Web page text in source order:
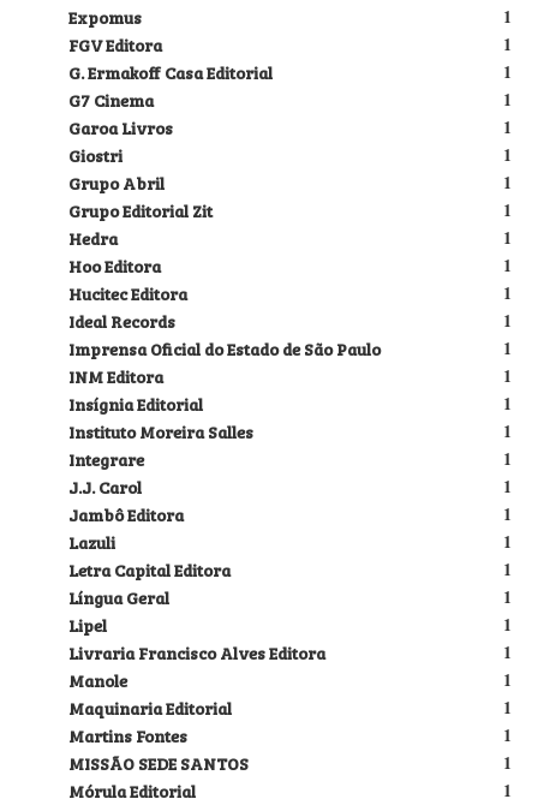
1
Expomus
1
FGV Editora
1
G. Ermakoff Casa Editorial
1
G7 Cinema
1
Garoa Livros
1
Giostri
1
Grupo Abril
1
Grupo Editorial Zit
1
Hedra
1
Hoo Editora
1
Hucitec Editora
1
Ideal Records
1
Imprensa Oficial do Estado de São Paulo
1
INM Editora
1
Insígnia Editorial
1
Instituto Moreira Salles
1
Integrare
1
J.J. Carol
1
Jambô Editora
1
Lazuli
1
Letra Capital Editora
1
Língua Geral
1
Lipel
1
Livraria Francisco Alves Editora
1
Manole
1
Maquinaria Editorial
1
Martins Fontes
1
MISSÃO SEDE SANTOS
1
Mórula Editorial